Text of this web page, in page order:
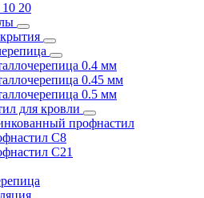
20
0.4 мм
0.45 мм
0.5 мм
для кровли
профнастил
С8
С21